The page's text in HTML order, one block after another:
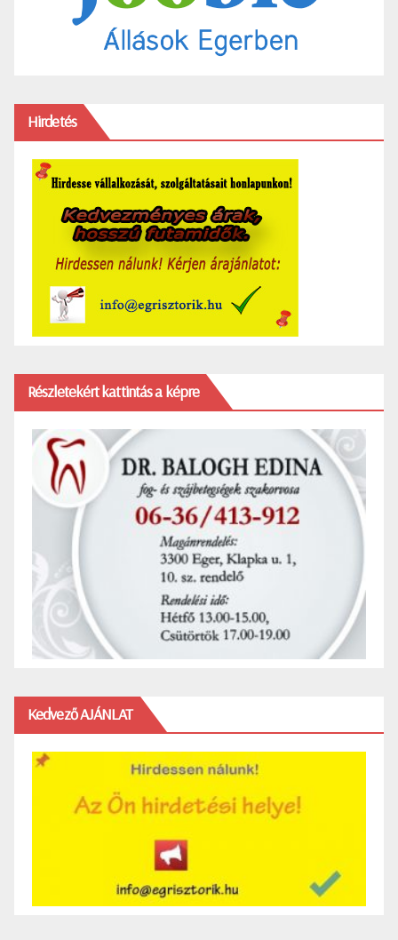
Hirdetés
Részletekért kattintás a képre
Kedvező AJÁNLAT